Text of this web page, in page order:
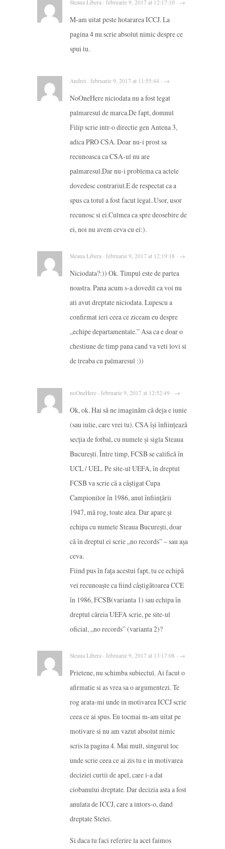
Steaua Libera · februarie 9, 2017 at 12:17:10 · →
M-am uitat peste hotararea ICCJ. La
pagina 4 nu scrie absolut nimic despre ce
spui tu.
Andrei · februarie 9, 2017 at 11:55:44 · →
NoOneHere niciodata nu a fost legat
palmaresul de marca.De fapt, domnul
Filip scrie intr-o directie gen Antena 3,
adica PRO CSA. Doar nu-i prost sa
recunoasca ca CSA-ul nu are
palmaresul.Dar nu-i problema ca actele
dovedesc contrariul.E de respectat ca a
spus ca totul a fost facut legal..Usor, usor
recunosc si ei.Culmea ca spre deosebire de
ei, noi nu avem ceva cu ei:).
Steaua Libera · februarie 9, 2017 at 12:19:18 · →
Niciodata?:)) Ok. Timpul este de partea
noastra. Pana acum s-a dovedit ca voi nu
ati avut dreptate niciodata. Lupescu a
confirmat ieri ceea ce ziceam eu despre
„echipe departamentale.” Asa ca e doar o
chestiune de timp pana cand va veti lovi si
de treaba cu palmaresul :))
noOneHere · februarie 9, 2017 at 12:52:49 · →
Ok, ok. Hai să ne imaginăm că deja e iunie
(sau iulie, care vrei tu). CSA își înființează
secția de fotbal, cu numele și sigla Steaua
București. Între timp, FCSB se califică în
UCL / UEL. Pe site-ul UEFA, în dreptul
FCSB va scrie că a câștigat Cupa
Campionilor în 1986, anul înființării
1947, mă rog, toate alea. Dar apare și
echipa cu numele Steaua București, doar
că în dreptul ei scrie „no records” – sau așa
ceva.
Fiind pus în fața acestui fapt, tu ce echipă
vei recunoaște ca fiind câștigătoarea CCE
în 1986, FCSB(varianta 1) sau echipa în
dreptul căreia UEFA scrie, pe site-ul
oficial, „no records” (varianta 2)?
Steaua Libera · februarie 9, 2017 at 13:17:08 · →
Prietene, nu schimba subiectul. Ai facut o
afirmatie si as vrea sa o argumentezi. Te
rog arata-mi unde in motivarea ICCJ scrie
ceea ce ai spus. Eu tocmai m-am uitat pe
motivare si nu am vazut absolut nimic
scris la pagina 4. Mai mult, singurul loc
unde scrie ceea ce ai zis tu e in motivarea
deciziei curtii de apel, care i-a dat
ciobanului dreptate. Dar decizia asta a fost
anulata de ICCJ, care a intors-o, dand
dreptate Stelei.
Si daca tu faci referire la acel faimos